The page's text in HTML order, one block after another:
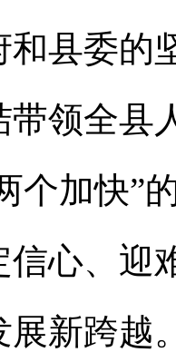
和县委的
带领全县
个加快”
信心、迎
展新跨越